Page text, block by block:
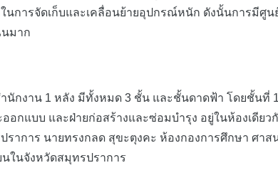
การจัดเก็บและเคลื่อนย้ายอุปกรณ์หนัก ดังนั้นการมีศู
มาก
าน 1 หลัง มีทั้งหมด 3 ชั้น และชั้นดาดฟ้า โดยชั้นที่ 1
อกแบบ และฝ่ายก่อสร้างและซ่อมบำรุง อยู่ในห้องเดีย
ราการ นายทรงกลด สุขะตุงคะ ห้องกองการศึกษา ศ
ในจังหวัดสมุทรปราการ